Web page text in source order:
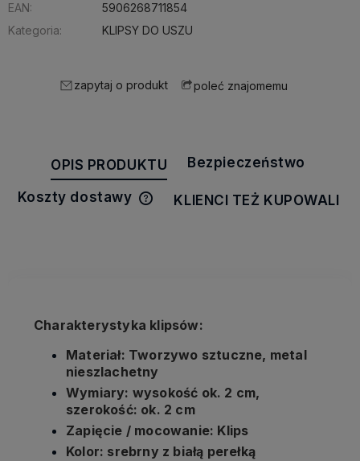
EAN:
5906268711854
Kategoria:
KLIPSY DO USZU
zapytaj o produkt poleć znajomemu
OPIS PRODUKTU Bezpieczeństwo
Koszty dostawy
Cena nie zawiera ewentualnych
KLIENCI TEŻ KUPOWALI
Charakterystyka klipsów:
Materiał: Tworzywo sztuczne, metal
nieszlachetny
Wymiary: wysokość ok. 2 cm,
szerokość: ok. 2 cm
Zapięcie / mocowanie: Klips
Kolor: srebrny z białą perełką